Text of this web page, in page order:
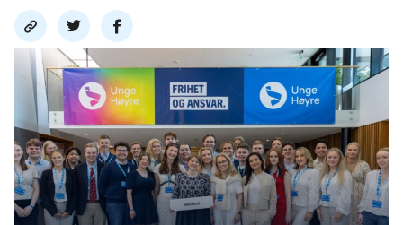
Del
link
Del
på
twitter
Del
på
facebook